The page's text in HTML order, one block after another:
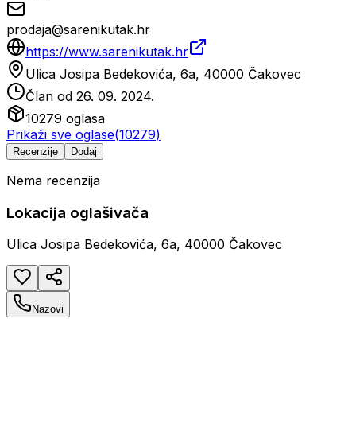
prodaja@sarenikutak.hr
https://www.sarenikutak.hr
Ulica Josipa Bedekovića, 6a, 40000 Čakovec
Član od 26. 09. 2024.
10279 oglasa
Prikaži sve oglase(10279)
Recenzije Dodaj
Nema recenzija
Lokacija oglašivača
Ulica Josipa Bedekovića, 6a, 40000 Čakovec
Nazovi